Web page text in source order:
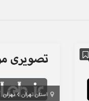
استان تهران تهران